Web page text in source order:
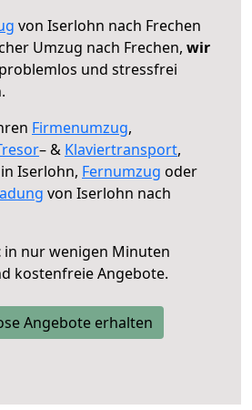
von Iserlohn nach Frechen
Umzug nach Frechen, wir
und stressfrei
Firmenumzug,
– & Klaviertransport,
in Iserlohn, Fernumzug oder
von Iserlohn nach
in nur wenigen Minuten
kostenfreie Angebote.
Angebote erhalten